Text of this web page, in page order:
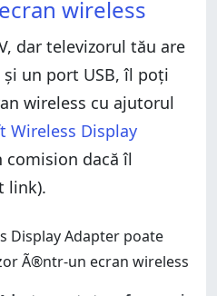
wireless
dar televizorul tău are
un port USB, îl poți
wireless cu ajutorul
Wireless Display
comision dacă îl
link).